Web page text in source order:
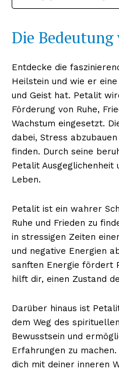
Die
Entdecke die
Heilstein und wie er
und Geist hat. Petalit
Förderung von Ruhe,
Wachstum eingesetzt.
dabei, Stress
finden. Durch seine
Petalit Ausgeglichenheit
Leben.
Petalit ist ein wahrer
Ruhe und Frieden zu
in stressigen Zeiten
und negative Energien
sanften Energie fördert
hilft dir, einen Zustand
Darüber hinaus ist
dem Weg des
Bewusstsein und
Erfahrungen zu
dich mit deiner inneren